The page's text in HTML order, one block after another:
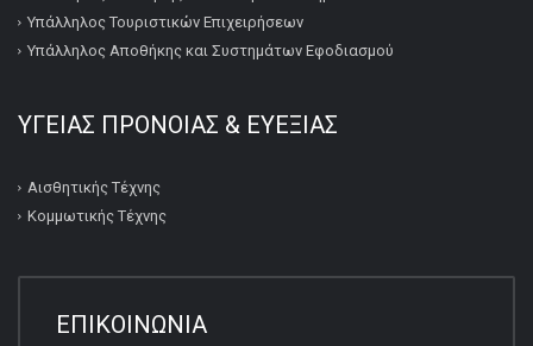
Υπάλληλος Τουριστικών Επιχειρήσεων
Υπάλληλος Αποθήκης και Συστημάτων Εφοδιασμού
ΥΓΕΙΑΣ ΠΡΟΝΟΙΑΣ & ΕΥΕΞΙΑΣ
Αισθητικής Τέχνης
Κομμωτικής Τέχνης
ΕΠΙΚΟΙΝΩΝΙΑ